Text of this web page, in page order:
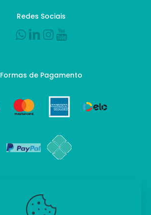
Redes Sociais
Formas de Pagamento